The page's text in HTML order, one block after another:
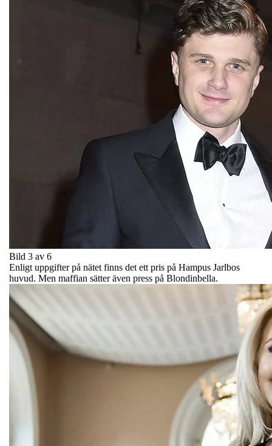
Bild 3 av 6
Enligt uppgifter på nätet finns det ett pris på Hampus Jarlbos
huvud. Men maffian sätter även press på Blondinbella.